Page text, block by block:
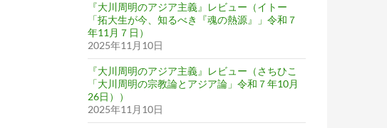
『大川周明のアジア主義』レビュー（イトー
「拓大生が今、知るべき『魂の熱源』」令和７
年11月７日）
2025年11月10日
『大川周明のアジア主義』レビュー（さちひこ
「大川周明の宗教論とアジア論」令和７年10月
26日））
2025年11月10日